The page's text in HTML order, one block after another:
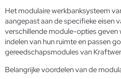
Het modulaire werkbanksysteem
aangepast aan de specifieke eisen
verschillende module-opties geven
indelen van hun ruimte en passen
gereedschapsmodules van
Belangrijke voordelen van de